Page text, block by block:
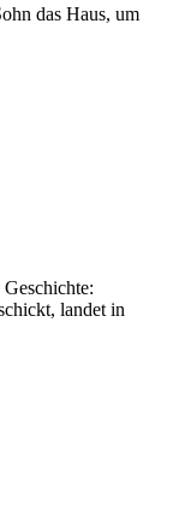
das Haus, um
landet in